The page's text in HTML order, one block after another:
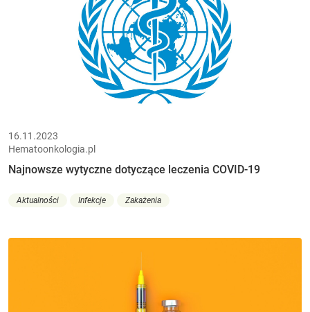
16.11.2023
Hematoonkologia.pl
Najnowsze wytyczne dotyczące leczenia COVID-19
Aktualności Infekcje Zakażenia